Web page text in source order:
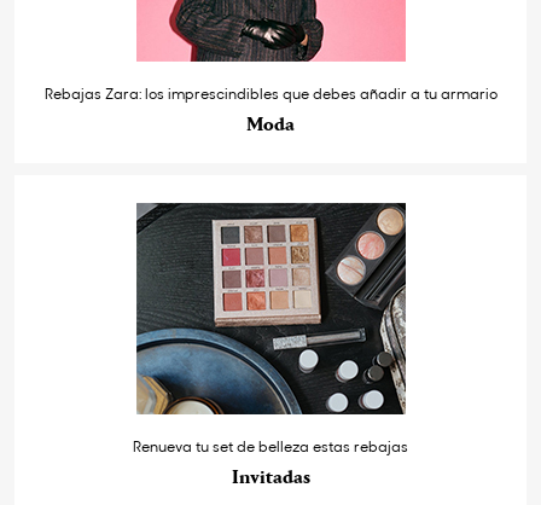
Rebajas Zara: los imprescindibles que debes añadir a tu armario
Moda
Renueva tu set de belleza estas rebajas
Invitadas